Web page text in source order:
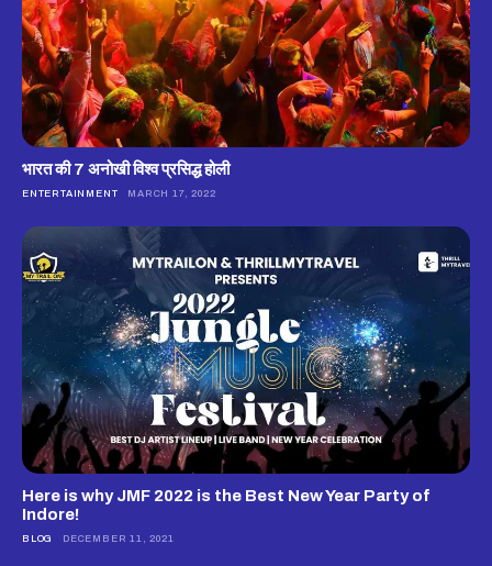
भारत की 7 अनोखी विश्व प्रसिद्ध होली
ENTERTAINMENT MARCH 17, 2022
Here is why JMF 2022 is the Best New Year Party of
Indore!
BLOG DECEMBER 11, 2021